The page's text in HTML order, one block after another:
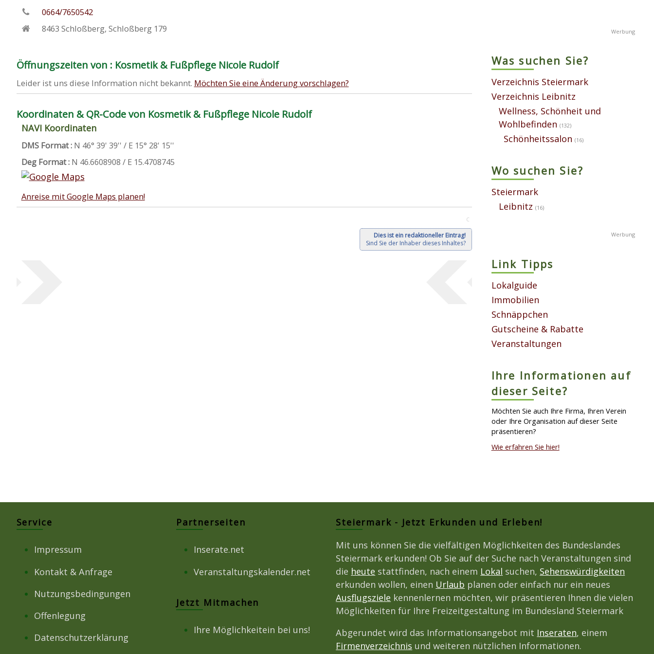
0664/7650542
8463 Schloßberg, Schloßberg 179
Öffnungszeiten von : Kosmetik & Fußpflege Nicole Rudolf
Leider ist uns diese Information nicht bekannt. Möchten Sie eine Änderung vorschlagen?
Koordinaten & QR-Code von Kosmetik & Fußpflege Nicole Rudolf
NAVI Koordinaten
DMS Format : N 46° 39' 39'' / E 15° 28' 15''
Deg Format : N 46.6608908 / E 15.4708745
Anreise mit Google Maps planen!
C
Dies ist ein redaktioneller Eintrag!
Sind Sie der Inhaber dieses Inhaltes?
Was suchen Sie?
Verzeichnis Steiermark
Verzeichnis Leibnitz
Wellness, Schönheit und
Wohlbefinden (132)
Schönheitssalon (16)
Wo suchen Sie?
Steiermark
Leibnitz (16)
Link Tipps
Lokalguide
Immobilien
Schnäppchen
Gutscheine & Rabatte
Veranstaltungen
Ihre Informationen auf
dieser Seite?
Möchten Sie auch Ihre Firma, Ihren Verein
oder Ihre Organisation auf dieser Seite
präsentieren?
Wie erfahren Sie hier!
Service
Impressum
Kontakt & Anfrage
Nutzungsbedingungen
Offenlegung
Datenschutzerklärung
Partnerseiten
Inserate.net
Veranstaltungskalender.net
Jetzt Mitmachen
Ihre Möglichkeitein bei uns!
Steiermark - Jetzt Erkunden und Erleben!
Mit uns können Sie die vielfältigen Möglichkeiten des Bundeslandes
Steiermark erkunden! Ob Sie auf der Suche nach Veranstaltungen sind
die heute stattfinden, nach einem Lokal suchen, Sehenswürdigkeiten
erkunden wollen, einen Urlaub planen oder einfach nur ein neues
Ausflugsziele kennenlernen möchten, wir präsentieren Ihnen die vielen
Möglichkeiten für Ihre Freizeitgestaltung im Bundesland Steiermark
Abgerundet wird das Informationsangebot mit Inseraten, einem
Firmenverzeichnis und weiteren nützlichen Informationen.